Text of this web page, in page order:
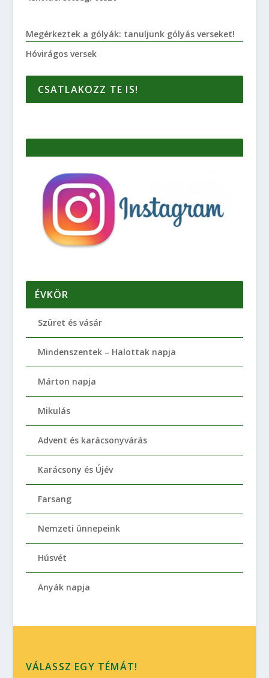
Megérkeztek a gólyák: tanuljunk gólyás verseket!
Hóvirágos versek
CSATLAKOZZ TE IS!
ÉVKÖR
Szüret és vásár
Mindenszentek – Halottak napja
Márton napja
Mikulás
Advent és karácsonyvárás
Karácsony és Újév
Farsang
Nemzeti ünnepeink
Húsvét
Anyák napja
VÁLASSZ EGY TÉMÁT!